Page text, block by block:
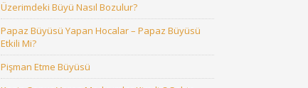
Üzerimdeki Büyü Nasıl Bozulur?
Papaz Büyüsü Yapan Hocalar – Papaz Büyüsü
Etkili Mi?
Pişman Etme Büyüsü